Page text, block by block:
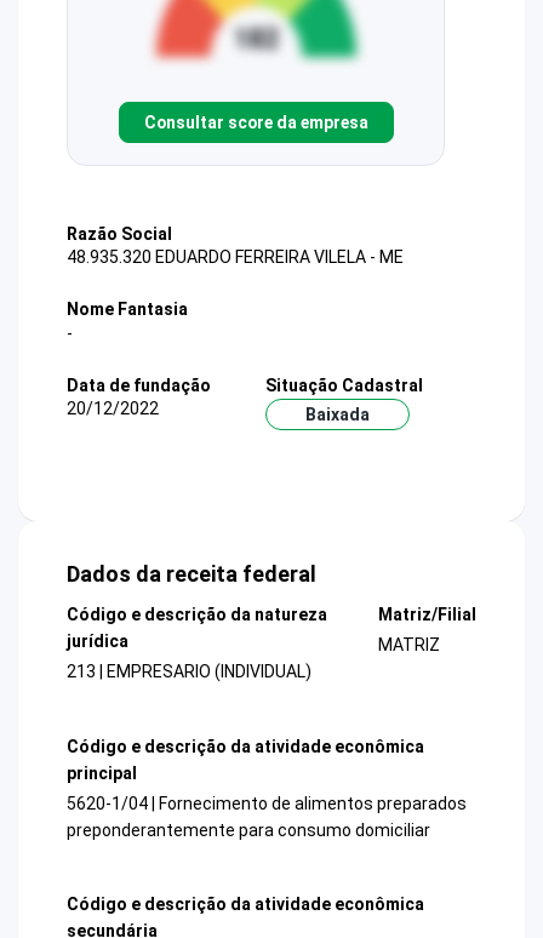
Consultar score da empresa
Razão Social
48.935.320 EDUARDO FERREIRA VILELA - ME
Nome Fantasia
-
Data de fundação
20/12/2022
Situação Cadastral
Baixada
Dados da receita federal
Código e descrição da natureza
jurídica
213 | EMPRESARIO (INDIVIDUAL)
Matriz/Filial
MATRIZ
Código e descrição da atividade econômica
principal
5620-1/04 | Fornecimento de alimentos preparados
preponderantemente para consumo domiciliar
Código e descrição da atividade econômica
secundária